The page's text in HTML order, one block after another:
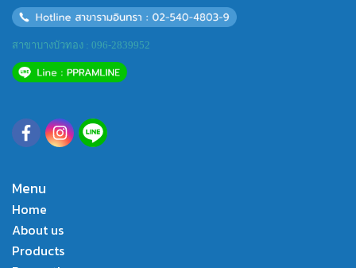
สาขาบางบัวทอง : 096-2839952
Menu
Home
About us
Products